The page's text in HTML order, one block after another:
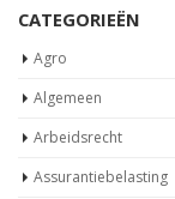
CATEGORIEËN
Agro
Algemeen
Arbeidsrecht
Assurantiebelasting